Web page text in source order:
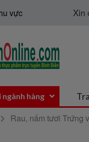
vực Xin
ngành hàng
Rau, nấm tươi Trứng